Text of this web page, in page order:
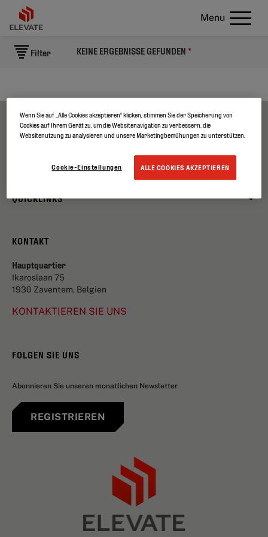
Menu
Filter KEINE ERGEBNISSE GEFUNDEN *
ÜBER UNS
PRODUKTE
QUICKLINKS
KONTAKT
Hauptquartier
Ikaroslaan 75
1930 Zaventem, Belgien
KONTAKTIEREN SIE UNS
FOLGEN SIE UNS
Abonnieren Sie unseren monatlichen Newsletter
REGISTRIEREN
Wenn Sie auf „Alle Cookies akzeptieren“ klicken, stimmen Sie der Speicherung von
Cookies auf Ihrem Gerät zu, um die Websitenavigation zu verbessern, die
Websitenutzung zu analysieren und unsere Marketingbemühungen zu unterstützen.
ALLE COOKIES AKZEPTIEREN
Cookie-Einstellungen